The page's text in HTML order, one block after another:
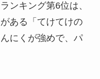
ンキング第6位は、
ある「てけてけの
にくが強めで、パ